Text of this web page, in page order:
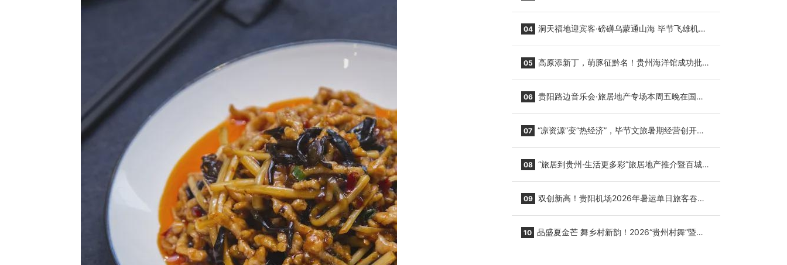
04 洞天福地迎宾客·磅礴乌蒙通山海 毕节飞雄机场
05 高原添新丁，萌豚征黔名！贵州海洋馆成功批量
06 贵阳路边音乐会·旅居地产专场本周五晚在国际
07 “凉资源”变“热经济”，毕节文旅暑期经营创开门
08 “旅居到贵州·生活更多彩”旅居地产推介暨百城千
09 双创新高！贵阳机场2026年暑运单日旅客吞吐
10 品盛夏金芒 舞乡村新韵！2026“贵州村舞”暨望